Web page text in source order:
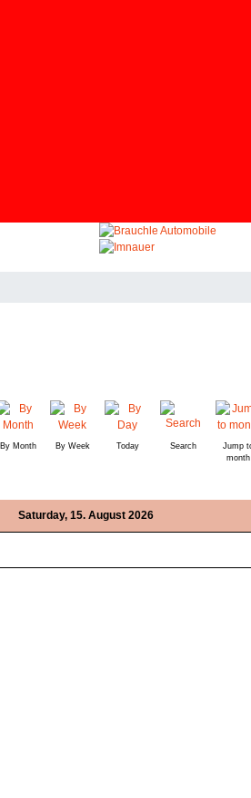
By Month By Week Today Search
Jump
month
Saturday, 15. August 2026